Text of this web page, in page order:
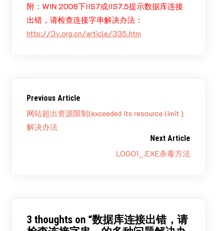
附：WIN 2008下IIS7或IIS7.5提示数据库连接
出错，请检查连接字串解决办法：
http://3v.org.cn/article/335.htm
Previous Article
网站超出资源限制(exceeded its resource limit )
解决办法
Next Article
LOGO1_.EXE杀毒方法
3 thoughts on “数据库连接出错，请